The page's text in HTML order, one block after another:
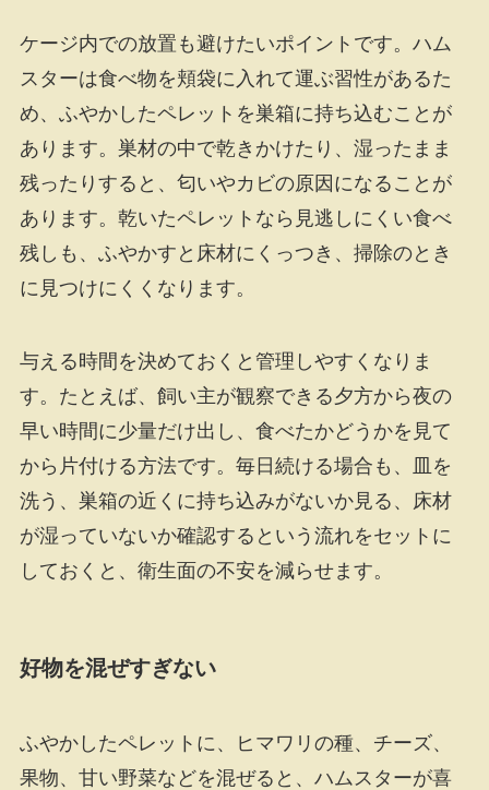
ケージ内での放置も避けたいポイントです。ハム
スターは食べ物を頬袋に入れて運ぶ習性があるた
め、ふやかしたペレットを巣箱に持ち込むことが
あります。巣材の中で乾きかけたり、湿ったまま
残ったりすると、匂いやカビの原因になることが
あります。乾いたペレットなら見逃しにくい食べ
残しも、ふやかすと床材にくっつき、掃除のとき
に見つけにくくなります。
与える時間を決めておくと管理しやすくなりま
す。たとえば、飼い主が観察できる夕方から夜の
早い時間に少量だけ出し、食べたかどうかを見て
から片付ける方法です。毎日続ける場合も、皿を
洗う、巣箱の近くに持ち込みがないか見る、床材
が湿っていないか確認するという流れをセットに
しておくと、衛生面の不安を減らせます。
好物を混ぜすぎない
ふやかしたペレットに、ヒマワリの種、チーズ、
果物、甘い野菜などを混ぜると、ハムスターが喜